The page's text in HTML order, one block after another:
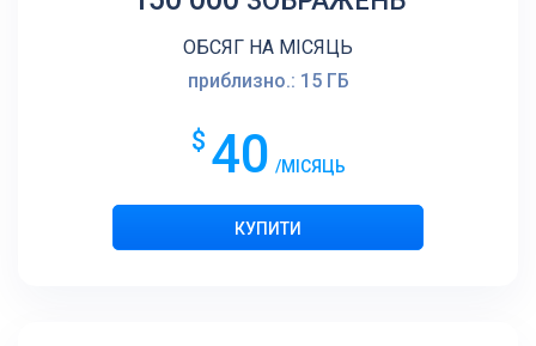
ОБСЯГ НА МІСЯЦЬ
приблизно.: 15 ГБ
$ 40 /МІСЯЦЬ